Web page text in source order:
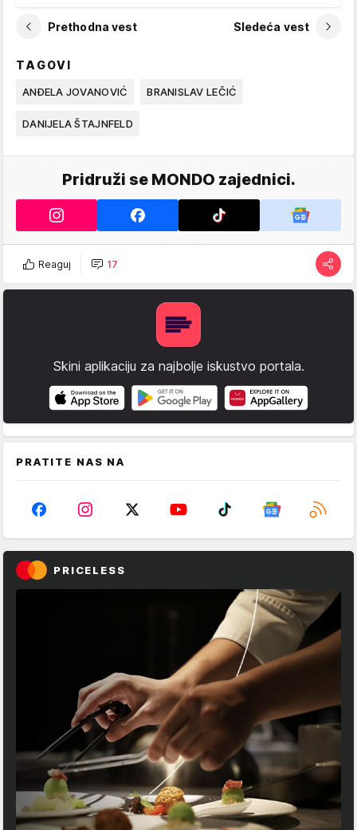
Prethodna vest Sledeća vest
TAGOVI
ANĐELA JOVANOVIĆ BRANISLAV LEČIĆ
DANIJELA ŠTAJNFELD
Pridruži se MONDO zajednici.
Reaguj 17
Skini aplikaciju za najbolje iskustvo portala.
PRATITE NAS NA
PRICELESS